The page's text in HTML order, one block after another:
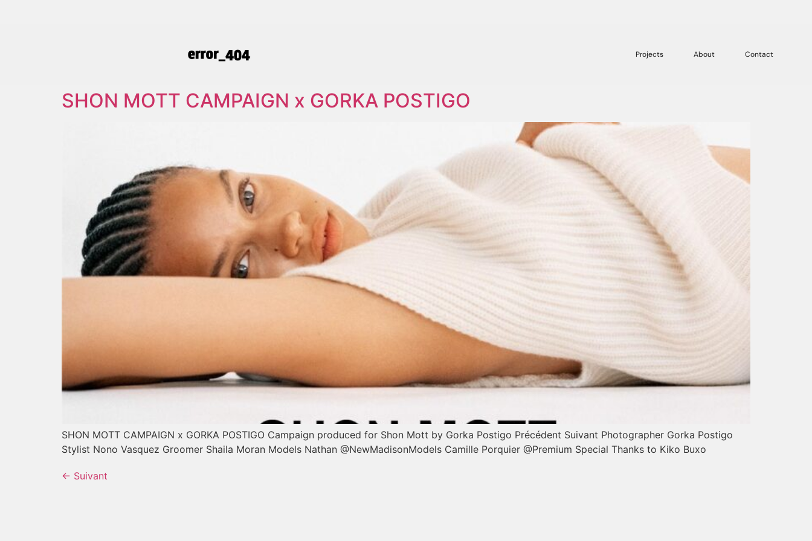
Projects About Contact
SHON MOTT CAMPAIGN x GORKA POSTIGO
SHON MOTT CAMPAIGN x GORKA POSTIGO Campaign produced for Shon Mott by Gorka Postigo Précédent Suivant Photographer Gorka Postigo
Stylist Nono Vasquez Groomer Shaila Moran Models Nathan @NewMadisonModels Camille Porquier @Premium Special Thanks to Kiko Buxo
← Suivant